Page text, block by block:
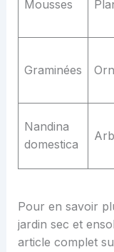
Mousses
Graminées
Nandina
domestica
Pour en savoir
jardin sec et
article complet